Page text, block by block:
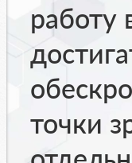
работу
точки